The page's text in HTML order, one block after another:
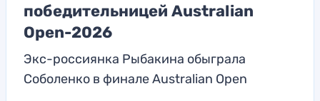
победительницей Australian
Open-2026
Экс-россиянка Рыбакина обыграла
Соболенко в финале Australian Open